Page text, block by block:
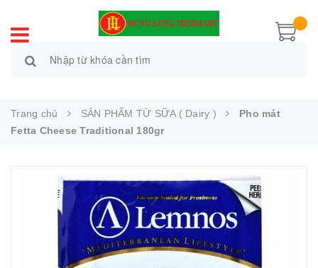
Trang chủ SẢN PHẨM TỪ SỮA ( Dairy )
Pho mát
Fetta Cheese Traditional 180gr